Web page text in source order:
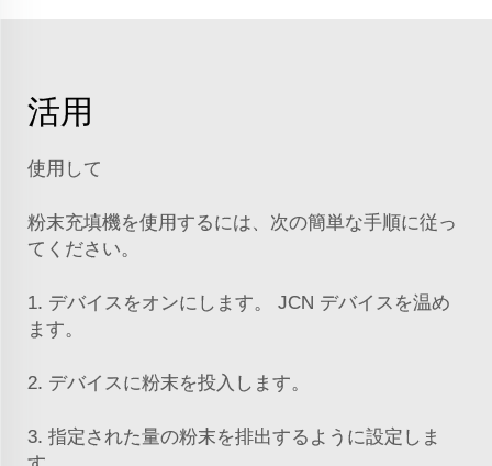
活用
使用して
粉末充填機を使用するには、次の簡単な手順に従っ
てください。
1. デバイスをオンにします。 JCN デバイスを温め
ます。
2. デバイスに粉末を投入します。
3. 指定された量の粉末を排出するように設定しま